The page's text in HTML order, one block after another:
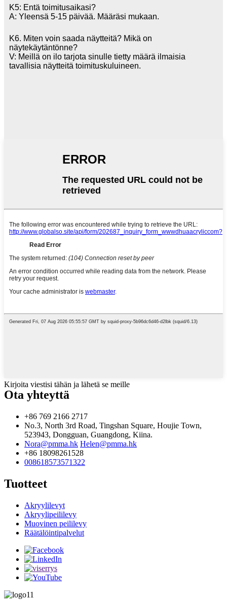
K5: Entä toimitusaikasi?
A: Yleensä 5-15 päivää. Määräsi mukaan.
K6. Miten voin saada näytteitä? Mikä on
näytekäytäntönne?
V: Meillä on ilo tarjota sinulle tietty määrä ilmaisia ​​
tavallisia näytteitä toimituskuluineen.
Kirjoita viestisi tähän ja lähetä se meille
Ota yhteyttä
+86 769 2166 2717
No.3, North 3rd Road, Tingshan Square, Houjie Town,
523943, Dongguan, Guangdong, Kiina.
Nora@pmma.hk Helen@pmma.hk
+86 18098261528
008618573571322
Tuotteet
Akryylilevyt
Akryylipeililevy
Muovinen peililevy
Räätälöintipalvelut